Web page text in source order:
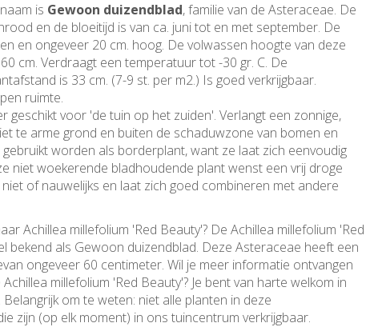
is Gewoon duizendblad, familie van de Asteraceae. De
en de bloeitijd is van ca. juni tot en met september. De
en ongeveer 20 cm. hoog. De volwassen hoogte van deze
cm. Verdraagt een temperatuur tot -30 gr. C. De
is 33 cm. (7-9 st. per m2.) Is goed verkrijgbaar.
ruimte.
geschikt voor 'de tuin op het zuiden'. Verlangt een zonnige,
te arme grond en buiten de schaduwzone van bomen en
worden als borderplant, want ze laat zich eenvoudig
niet woekerende bladhoudende plant wenst een vrij droge
of nauwelijks en laat zich goed combineren met andere
Achillea millefolium 'Red Beauty'? De Achillea millefolium 'Red
bekend als Gewoon duizendblad. Deze Asteraceae heeft een
ongeveer 60 centimeter. Wil je meer informatie ontvangen
millefolium 'Red Beauty'? Je bent van harte welkom in
om te weten: niet alle planten in deze
zijn (op elk moment) in ons tuincentrum verkrijgbaar.